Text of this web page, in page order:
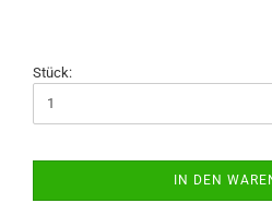
Stück:
IN DEN